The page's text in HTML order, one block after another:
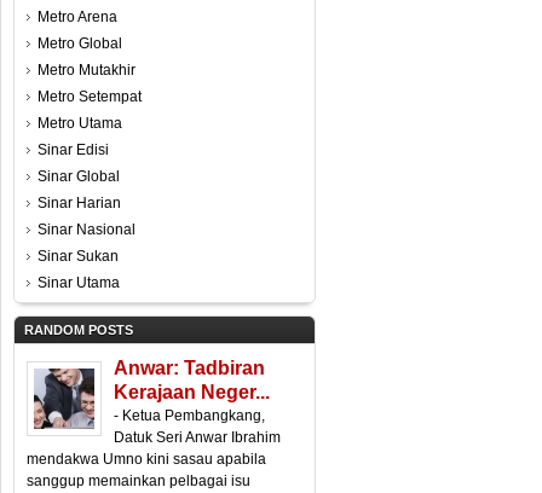
Metro Arena
Metro Global
Metro Mutakhir
Metro Setempat
Metro Utama
Sinar Edisi
Sinar Global
Sinar Harian
Sinar Nasional
Sinar Sukan
Sinar Utama
RANDOM POSTS
Anwar: Tadbiran
Kerajaan Neger...
- Ketua Pembangkang,
Datuk Seri Anwar Ibrahim
mendakwa Umno kini sasau apabila
sanggup memainkan pelbagai isu